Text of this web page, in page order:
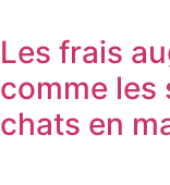
Les frais
comme les
chats en